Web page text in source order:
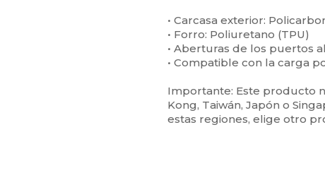
• Carcasa exterior:
• Forro: Poliuretano (TPU)
• Aberturas de los puertos
• Compatible con la carga
Importante: Este producto
Kong, Taiwán, Japón o
estas regiones, elige otro